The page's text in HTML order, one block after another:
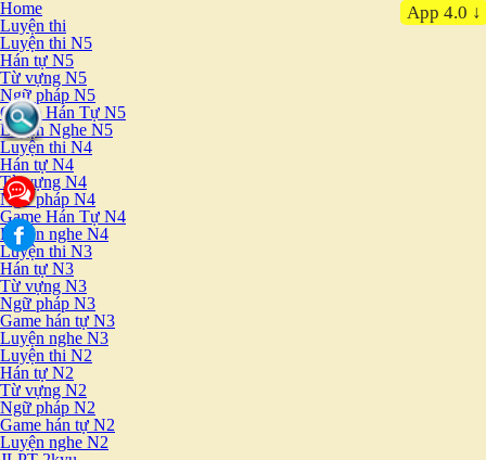
Home
Luyện thi
Luyện thi N5
Hán tự N5
Từ vựng N5
Ngữ pháp N5
Game Hán Tự N5
Luyện Nghe N5
Luyện thi N4
Hán tự N4
Từ vựng N4
Ngữ pháp N4
Game Hán Tự N4
Luyện nghe N4
Luyện thi N3
Hán tự N3
Từ vựng N3
Ngữ pháp N3
Game hán tự N3
Luyện nghe N3
Luyện thi N2
Hán tự N2
Từ vựng N2
Ngữ pháp N2
Game hán tự N2
Luyện nghe N2
App 4.0 ↓